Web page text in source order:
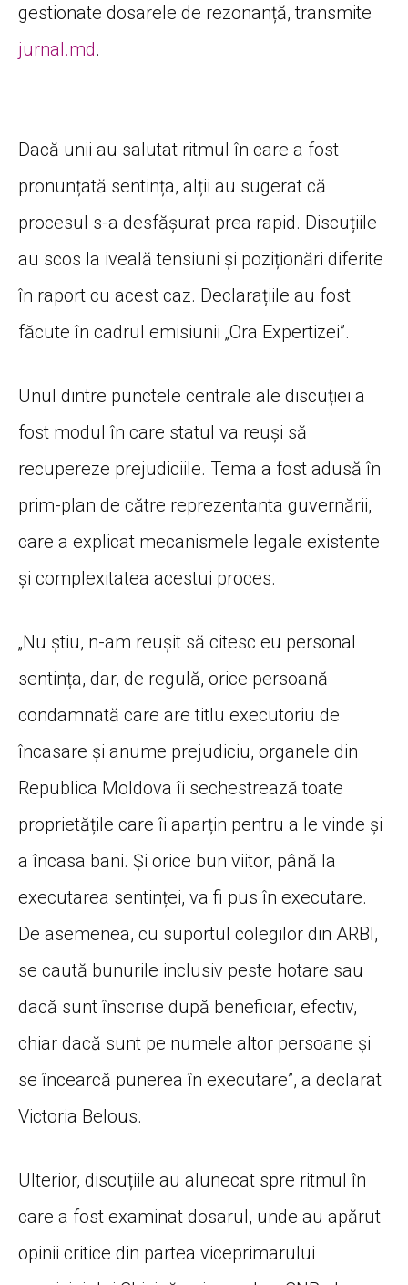
gestionate dosarele de rezonanță, transmite
jurnal.md.
Dacă unii au salutat ritmul în care a fost
pronunțată sentința, alții au sugerat că
procesul s-a desfășurat prea rapid. Discuțiile
au scos la iveală tensiuni și poziționări diferite
în raport cu acest caz. Declarațiile au fost
făcute în cadrul emisiunii „Ora Expertizei”.
Unul dintre punctele centrale ale discuției a
fost modul în care statul va reuși să
recupereze prejudiciile. Tema a fost adusă în
prim-plan de către reprezentanta guvernării,
care a explicat mecanismele legale existente
și complexitatea acestui proces.
„Nu știu, n-am reușit să citesc eu personal
sentința, dar, de regulă, orice persoană
condamnată care are titlu executoriu de
încasare și anume prejudiciu, organele din
Republica Moldova îi sechestrează toate
proprietățile care îi aparțin pentru a le vinde și
a încasa bani. Și orice bun viitor, până la
executarea sentinței, va fi pus în executare.
De asemenea, cu suportul colegilor din ARBI,
se caută bunurile inclusiv peste hotare sau
dacă sunt înscrise după beneficiar, efectiv,
chiar dacă sunt pe numele altor persoane și
se încearcă punerea în executare”, a declarat
Victoria Belous.
Ulterior, discuțiile au alunecat spre ritmul în
care a fost examinat dosarul, unde au apărut
opinii critice din partea viceprimarului